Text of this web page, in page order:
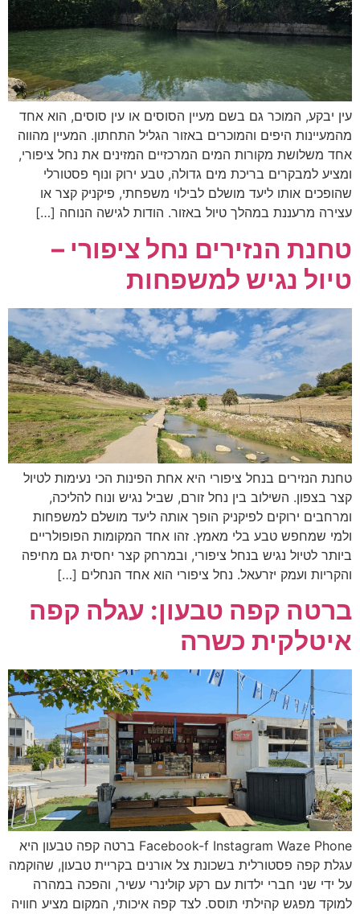
עין יבקע, המוכר גם בשם מעיין הסוסים או עין סוסים, הוא אחד
מהמעיינות היפים והמוכרים באזור הגליל התחתון. המעיין מהווה
אחד משלושת מקורות המים המרכזיים המזינים את נחל ציפורי,
ומציע למבקרים בריכת מים גדולה, טבע ירוק ונוף פסטורלי
שהופכים אותו ליעד מושלם לבילוי משפחתי, פיקניק קצר או
עצירה מרעננת במהלך טיול באזור. הודות לגישה הנוחה […]
טחנת הנזירים נחל ציפורי –
טיול נגיש למשפחות
טחנת הנזירים בנחל ציפורי היא אחת הפינות הכי נעימות לטיול
קצר בצפון. השילוב בין נחל זורם, שביל נגיש ונוח להליכה,
ומרחבים ירוקים לפיקניק הופך אותה ליעד מושלם למשפחות
ולמי שמחפש טבע בלי מאמץ. זהו אחד המקומות הפופולריים
ביותר לטיול נגיש בנחל ציפורי, ובמרחק קצר יחסית גם מחיפה
והקריות ועמק יזרעאל. נחל ציפורי הוא אחד הנחלים […]
ברטה קפה טבעון: עגלה קפה
איטלקית כשרה
Facebook-f Instagram Waze Phone ברטה קפה טבעון היא
עגלת קפה פסטורלית בשכונת צל אורנים בקריית טבעון, שהוקמה
על ידי שני חברי ילדות עם רקע קולינרי עשיר, והפכה במהרה
למוקד מפגש קהילתי תוסס. לצד קפה איכותי, המקום מציע חוויה